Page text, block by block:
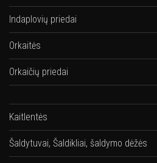
Indaplovių priedai
Orkaitės
Orkaičių priedai
Kaitlentės
Šaldytuvai, Šaldikliai, šaldymo dėžės